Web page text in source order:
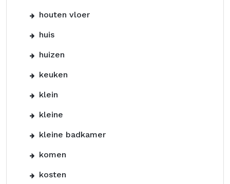
houten vloer
huis
huizen
keuken
klein
kleine
kleine badkamer
komen
kosten